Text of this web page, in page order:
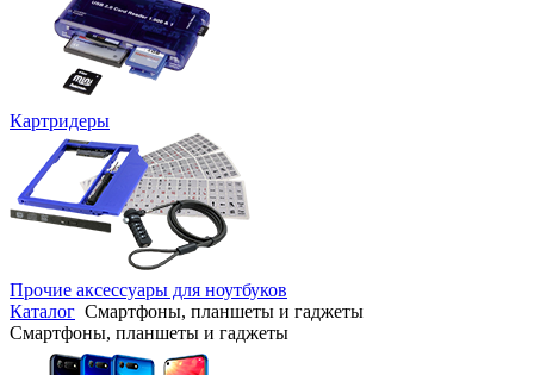
Картридеры
Прочие аксессуары для ноутбуков
Каталог Смартфоны, планшеты и гаджеты
Смартфоны, планшеты и гаджеты